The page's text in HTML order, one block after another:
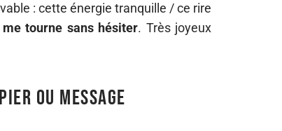
: cette énergie tranquille / ce rire
tourne sans hésiter. Très joyeux
ou message